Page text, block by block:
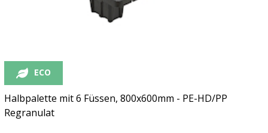
ECO
Halbpalette mit 6 Füssen, 800x600mm - PE-HD/PP
Regranulat